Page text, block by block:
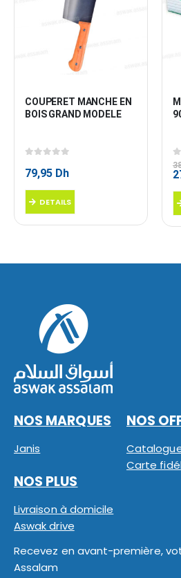
COUPERET MANCHE EN
BOIS GRAND MODELE
79,95 Dh
DETAILS
0
NOS MARQUES
Janis
NOS
Carte
NOS PLUS
Livraison à domicile
Aswak drive
Recevez en avant-première,
Assalam